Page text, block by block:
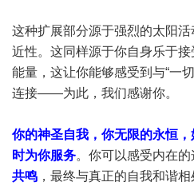
这种扩展部分源于强烈的太阳
近性。这同样源于你自身乐于
能量，这让你能够感受到与“一
连接——为此，我们感谢你。
你的神圣自我，你无限的永恒
时为你服务。你可以感受内在
共鸣 ，最终与真正的自我和谐相